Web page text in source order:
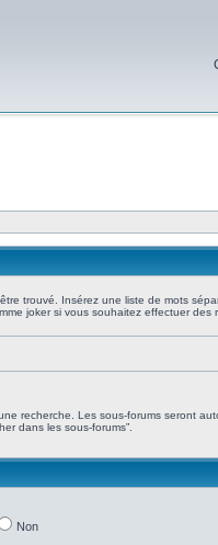
trouvé. Insérez une liste de mots
joker si vous souhaitez effectuer des
recherche. Les sous-forums seront
dans les sous-forums”.
Non